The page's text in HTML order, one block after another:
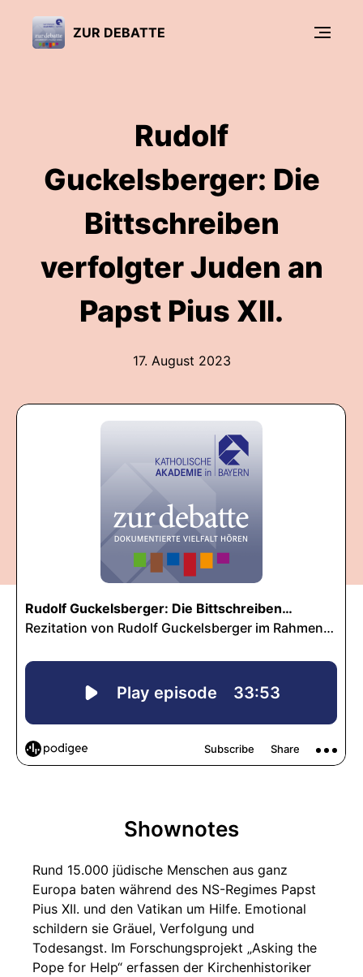
ZUR DEBATTE
Rudolf
Guckelsberger: Die
Bittschreiben
verfolgter Juden an
Papst Pius XII.
17. August 2023
Shownotes
Rund 15.000 jüdische Menschen aus ganz
Europa baten während des NS-Regimes Papst
Pius XII. und den Vatikan um Hilfe. Emotional
schildern sie Gräuel, Verfolgung und
Todesangst. Im Forschungsprojekt „Asking the
Pope for Help“ erfassen der Kirchenhistoriker